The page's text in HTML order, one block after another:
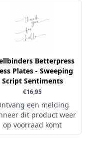
Betterpress
Plates - Sweeping
Script Sentiments
€16,95
een melding
dit product weer
op voorraad komt